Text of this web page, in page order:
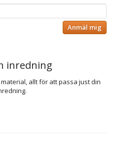
Anmäl mig
inredning
allt för att passa just din